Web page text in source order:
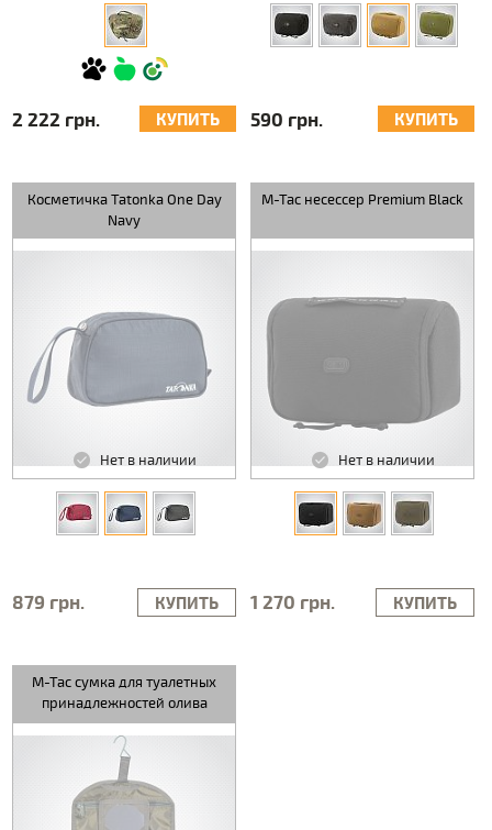
2 222 грн. КУПИТЬ 590 грн. КУПИТЬ
Косметичка Tatonka One Day
Navy
Нет в наличии
879 грн. КУПИТЬ
M-Tac несессер Premium Black
Нет в наличии
1 270 грн. КУПИТЬ
M-Tac сумка для туалетных
принадлежностей олива